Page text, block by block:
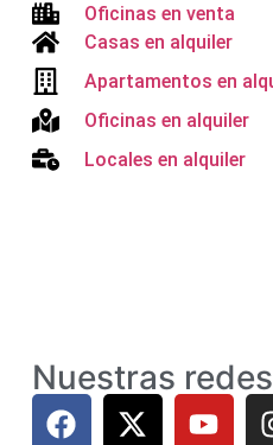
Oficinas en venta
Casas en alquiler
Apartamentos en
Oficinas en alquiler
Locales en alquiler
Nuestras